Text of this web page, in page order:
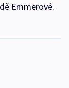
Emmerové.